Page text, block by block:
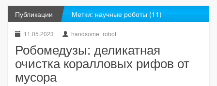
Публикации Метки: научные роботы (11)
11.05.2023 handsome_robot
Робомедузы: деликатная
очистка коралловых рифов от
мусора